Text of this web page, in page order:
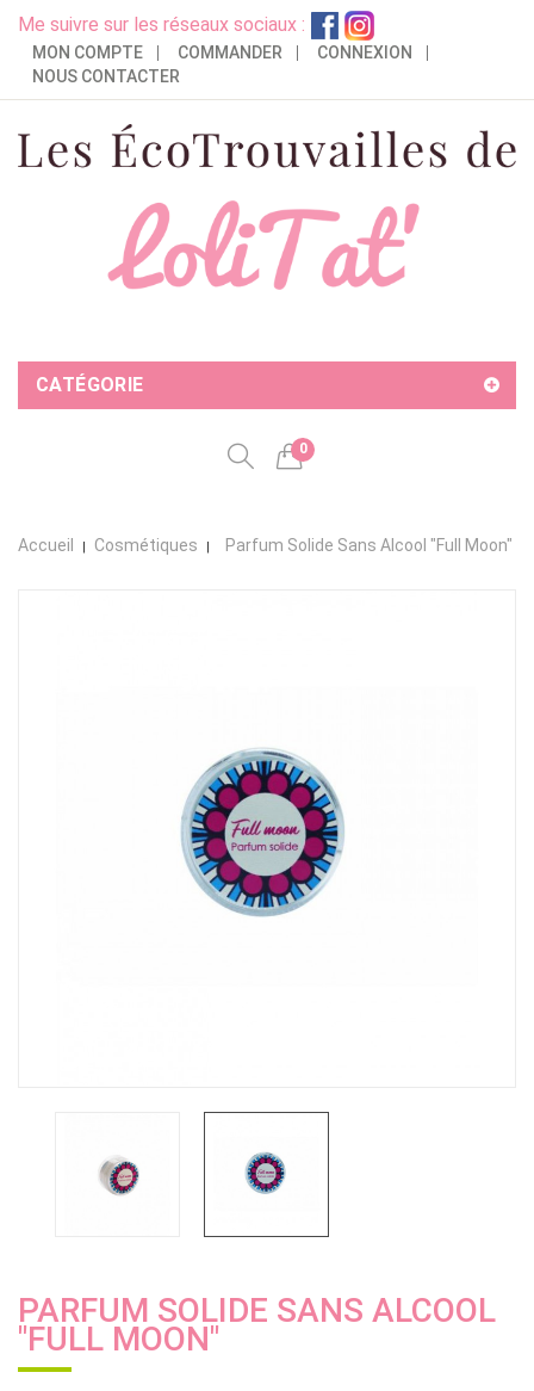
Me suivre sur les réseaux sociaux :
MON COMPTE COMMANDER
CONNEXION
NOUS CONTACTER
CATÉGORIE
0
Accueil Cosmétiques Parfum Solide Sans Alcool "full Moon"
PARFUM SOLIDE SANS ALCOOL
"FULL MOON"